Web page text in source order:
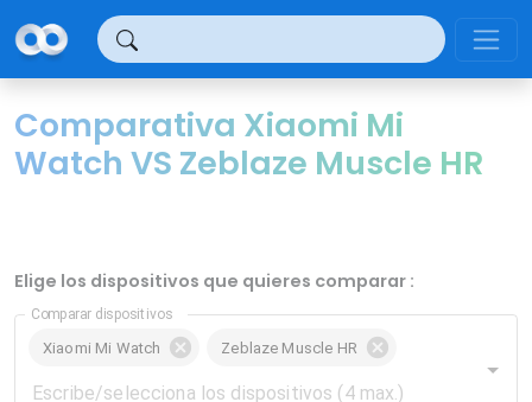
Comparativa Xiaomi Mi
Watch VS Zeblaze Muscle HR
Elige los dispositivos que quieres comparar :
Comparar dispositivos
Xiaomi Mi Watch Zeblaze Muscle HR
Panel de gestión de cookies